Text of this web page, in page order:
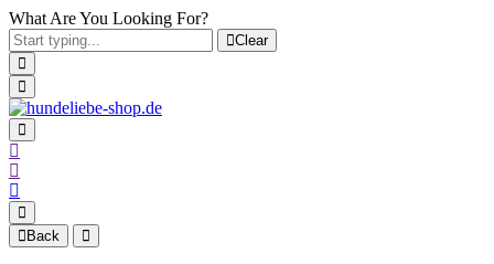
What Are You Looking For?
Clear
Back